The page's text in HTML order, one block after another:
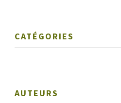
CATÉGORIES
AUTEURS